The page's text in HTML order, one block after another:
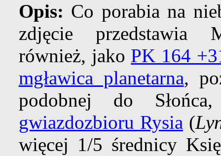
Opis: Co porabia na
zdjęcie przedstawia
również, jako PK 164
mgławica planetarna,
podobnej do
gwiazdozbioru Rysia (
więcej 1/5 średnicy